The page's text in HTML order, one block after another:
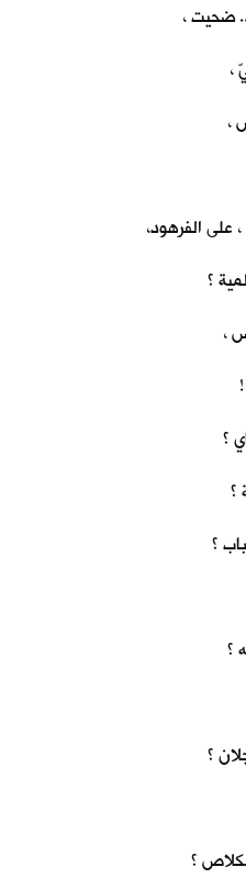
ضحيت ،
،
،
على الفرهود،
؟
،
؟
؟
؟
؟
؟
؟